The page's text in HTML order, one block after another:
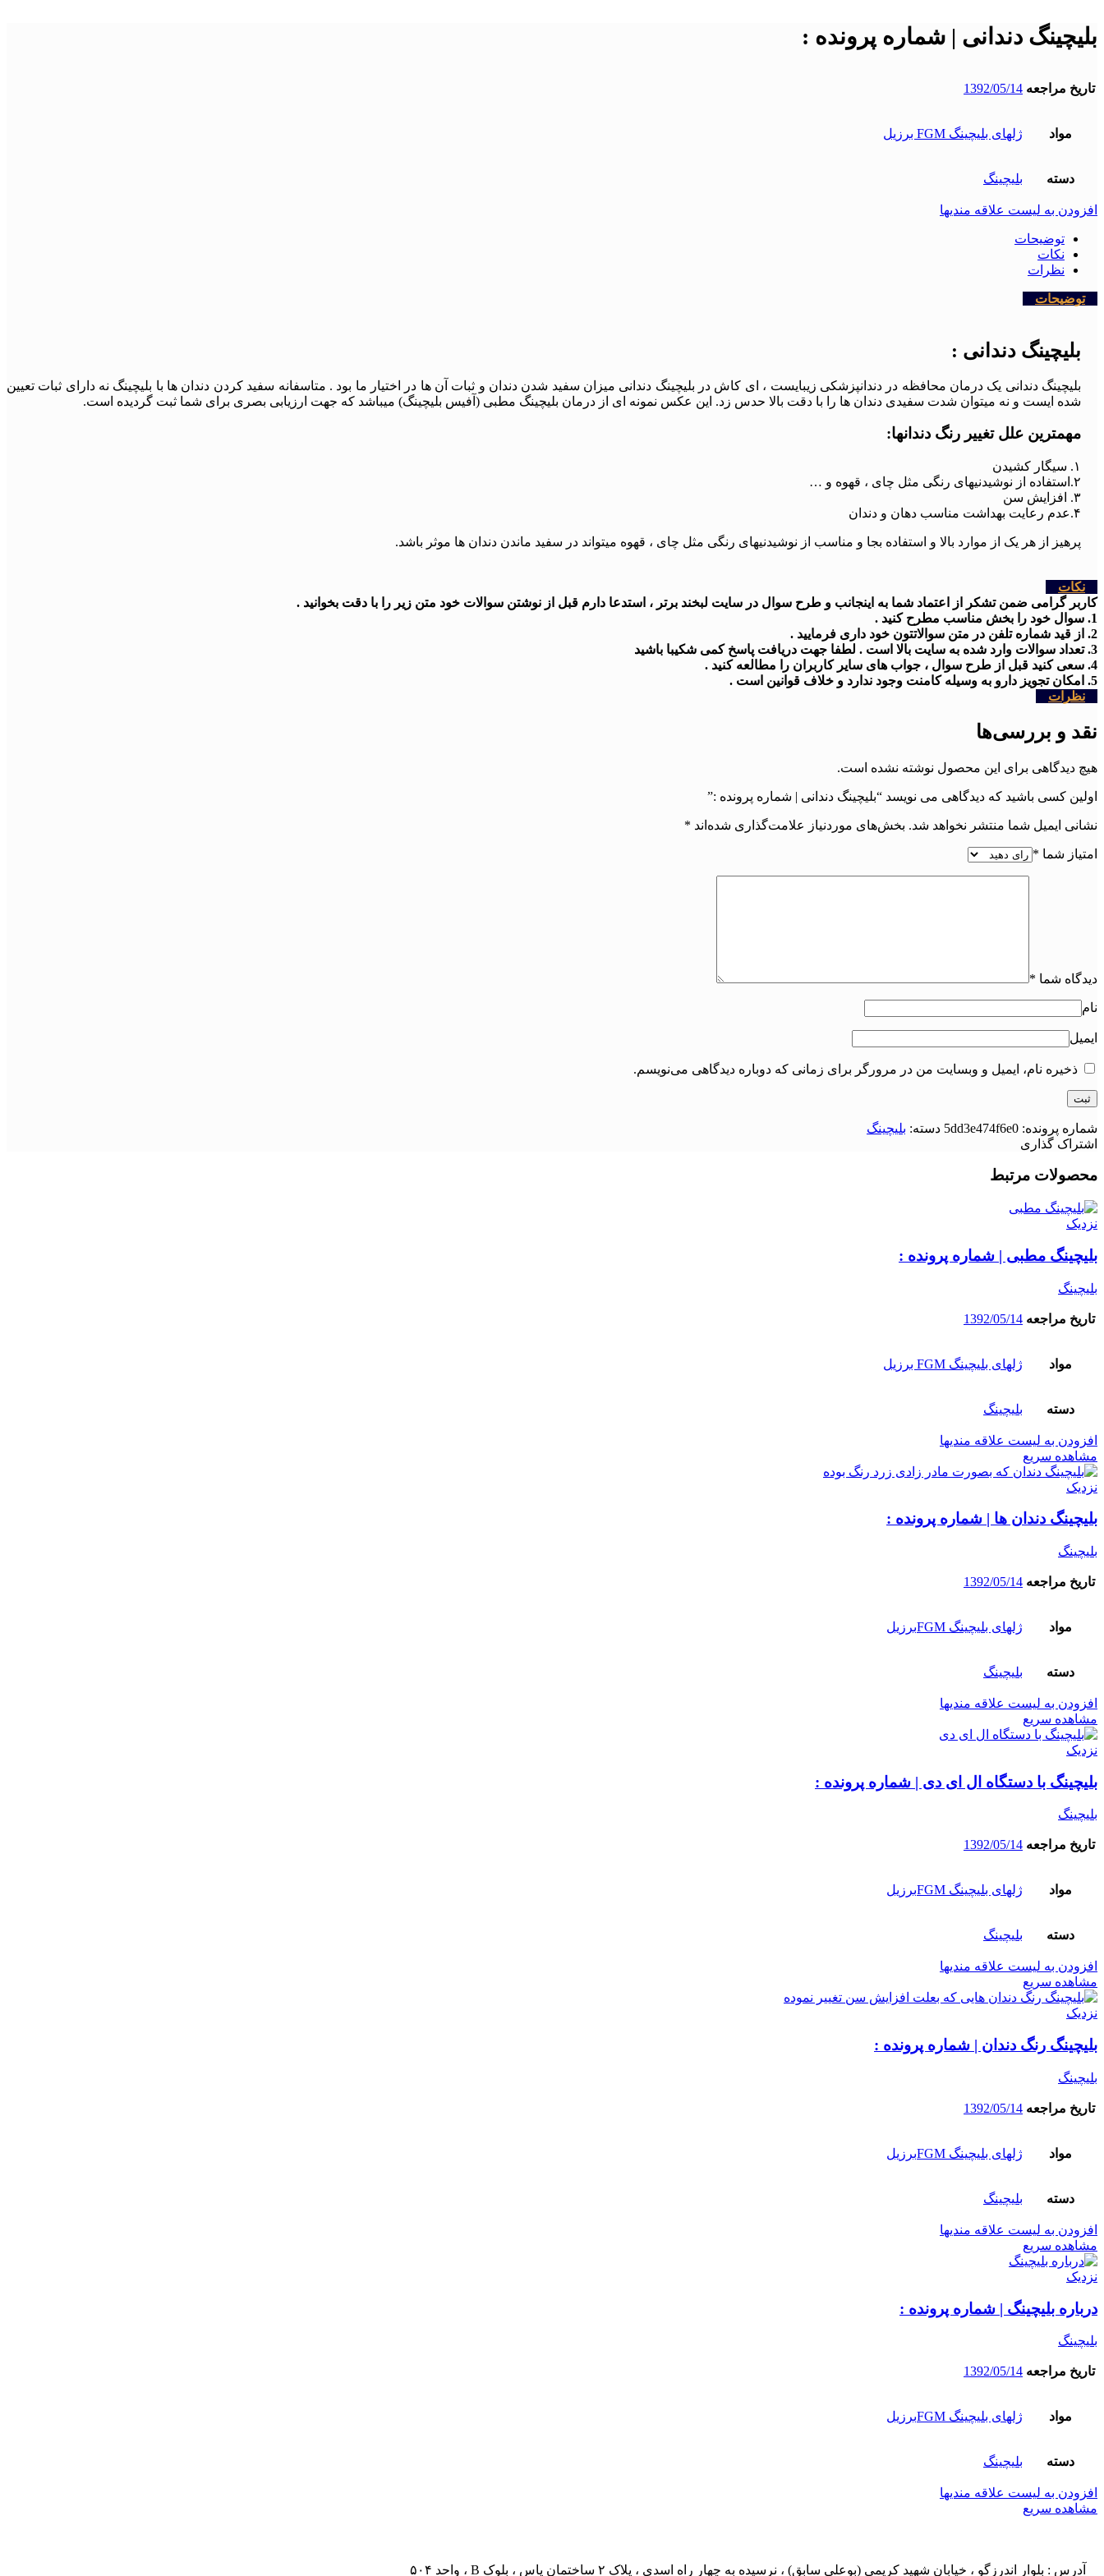
بلیچینگ دندانی | شماره پرونده :
تاریخ مراجعه 1392/05/14
مواد ژلهای بلیچینگ FGM برزیل
دسته بلیچینگ
افزودن به لیست علاقه مندیها
توضیحات
نکات
نظرات
توضیحات
بلیچینگ دندانی :
بلیچینگ دندانی یک درمان محافظه در دندانپزشکی زیبایست ، ای کاش در بلیچینگ دندانی میزان سفید شدن دندان و ثبات آن ها در اختیار ما بود . متاسفانه سفید کردن دندان ها با بلیچینگ نه دارای ثبات تعیین
شده ایست و نه میتوان شدت سفیدی دندان ها را با دقت بالا حدس زد. این عکس نمونه ای از درمان بلیچینگ مطبی (آفیس بلیچینگ) میباشد که جهت ارزیابی بصری برای شما ثبت گردیده است.
مهمترین علل تغییر رنگ دندانها:
۱. سیگار کشیدن
۲.استفاده از نوشیدنیهای رنگی مثل چای ، قهوه و …
۳. افزایش سن
۴.عدم رعایت بهداشت مناسب دهان و دندان
پرهیز از هر یک از موارد بالا و استفاده بجا و مناسب از نوشیدنیهای رنگی مثل چای ، قهوه میتواند در سفید ماندن دندان ها موثر باشد.
نکات
کاربر گرامی ضمن تشکر از اعتماد شما به اینجانب و طرح سوال در سایت لبخند برتر ، استدعا دارم قبل از نوشتن سوالات خود متن زیر را با دقت بخوانید .
1. سوال خود را بخش مناسب مطرح کنید .
2. از قید شماره تلفن در متن سوالاتتون خود داری فرمایید .
3. تعداد سوالات وارد شده به سایت بالا است . لطفا جهت دریافت پاسخ کمی شکیبا باشید
4. سعی کنید قبل از طرح سوال ، جواب های سایر کاربران را مطالعه کنید .
5. امکان تجویز دارو به وسیله کامنت وجود ندارد و خلاف قوانین است .
نظرات
نقد و بررسی‌ها
هیچ دیدگاهی برای این محصول نوشته نشده است.
اولین کسی باشید که دیدگاهی می نویسد “بلیچینگ دندانی | شماره پرونده :”
نشانی ایمیل شما منتشر نخواهد شد. بخش‌های موردنیاز علامت‌گذاری شده‌اند *
امتیاز شما *
دیدگاه شما *
نام
ایمیل
ذخیره نام، ایمیل و وبسایت من در مرورگر برای زمانی که دوباره دیدگاهی می‌نویسم.
شماره پرونده: 5dd3e474f6e0 دسته: بلیچینگ
اشتراک گذاری
محصولات مرتبط
نزدیک
بلیچینگ مطبی | شماره پرونده :
بلیچینگ
تاریخ مراجعه 1392/05/14
مواد ژلهای بلیچینگ FGM برزیل
دسته بلیچینگ
افزودن به لیست علاقه مندیها
مشاهده سریع
نزدیک
بلیچینگ دندان ها | شماره پرونده :
بلیچینگ
تاریخ مراجعه 1392/05/14
مواد ژلهای بلیچینگ FGMبرزیل
دسته بلیچینگ
افزودن به لیست علاقه مندیها
مشاهده سریع
نزدیک
بلیچینگ با دستگاه ال ای دی | شماره پرونده :
بلیچینگ
تاریخ مراجعه 1392/05/14
مواد ژلهای بلیچینگ FGMبرزیل
دسته بلیچینگ
افزودن به لیست علاقه مندیها
مشاهده سریع
نزدیک
بلیچینگ رنگ دندان | شماره پرونده :
بلیچینگ
تاریخ مراجعه 1392/05/14
مواد ژلهای بلیچینگ FGMبرزیل
دسته بلیچینگ
افزودن به لیست علاقه مندیها
مشاهده سریع
نزدیک
درباره بلیچینگ | شماره پرونده :
بلیچینگ
تاریخ مراجعه 1392/05/14
مواد ژلهای بلیچینگ FGMبرزیل
دسته بلیچینگ
افزودن به لیست علاقه مندیها
مشاهده سریع
آدرس : بلوار اندرزگو ، خیابان شهید کریمی (بوعلی سابق) ، نرسیده به چهار راه اسدی ، پلاک ۲ ساختمان یاس ، بلوک B ، واحد ۵۰۴